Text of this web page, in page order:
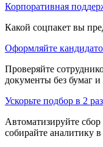
Корпоративная
Какой соцпакет вы
Оформляйте
Проверяйте
документы без бумаг
Ускорьте подбор в 2
Автоматизируйте сбор
собирайте аналитику